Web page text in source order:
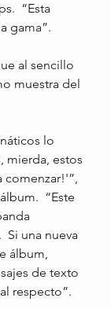
“Esta
gama”.
al sencillo
muestra del
mierda, estos
comenzar!'”,
“Este
una nueva
álbum,
de texto
respecto”.